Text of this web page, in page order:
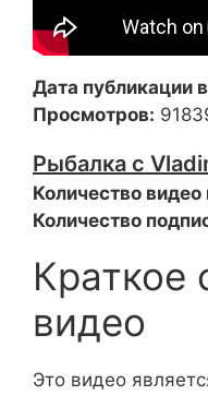
Дата публикации
Просмотров:
Рыбалка с
Количество видео
Количество
Краткое
видео
Это видео